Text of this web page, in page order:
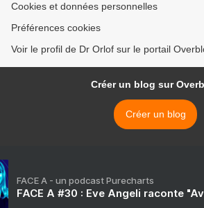
Cookies et données personnelles
Préférences cookies
Voir le profil de Dr Orlof sur le portail
Créer un blog sur
Créer un blog
FACE A - un podcast Purecharts
FACE A #30 : Eve Angeli raconte